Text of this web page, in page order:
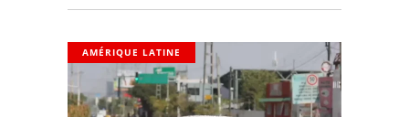
AMÉRIQUE LATINE